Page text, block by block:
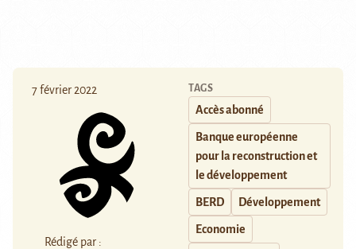
7 février 2022
Rédigé par :
TAGS
Accès abonné
Banque européenne
pour la reconstruction et
le développement
BERD Développement
Economie